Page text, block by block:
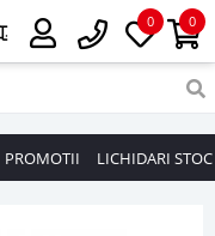
0
0
PROMOTII LICHIDARI STOC